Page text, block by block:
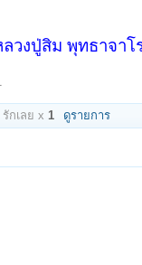
วงปู่สิม พุทธาจาโ
รักเลย x 1 ดูรายการ